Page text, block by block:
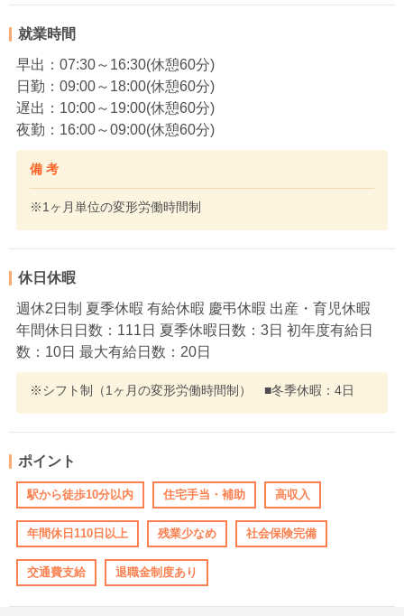
就業時間
早出：07:30～16:30(休憩60分)
日勤：09:00～18:00(休憩60分)
遅出：10:00～19:00(休憩60分)
夜勤：16:00～09:00(休憩60分)
備 考
※1ヶ月単位の変形労働時間制
休日休暇
週休2日制 夏季休暇 有給休暇 慶弔休暇 出産・育児休暇
年間休日日数：111日 夏季休暇日数：3日 初年度有給日
数：10日 最大有給日数：20日
※シフト制（1ヶ月の変形労働時間制） ■冬季休暇：4日
ポイント
駅から徒歩10分以内 住宅手当・補助 高収入
年間休日110日以上 残業少なめ 社会保険完備
交通費支給 退職金制度あり